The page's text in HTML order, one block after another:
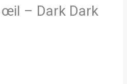
– Dark Dark